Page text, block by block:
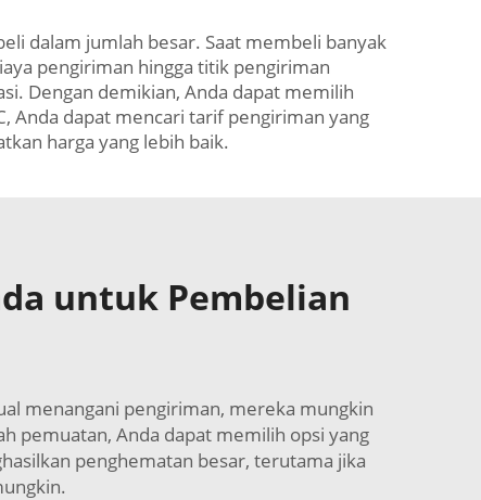
dalam jumlah besar. Saat membeli banyak
pengiriman hingga titik pengiriman
Dengan demikian, Anda dapat memilih
Anda dapat mencari tarif pengiriman yang
harga yang lebih baik.
untuk Pembelian
menangani pengiriman, mereka mungkin
pemuatan, Anda dapat memilih opsi yang
penghematan besar, terutama jika